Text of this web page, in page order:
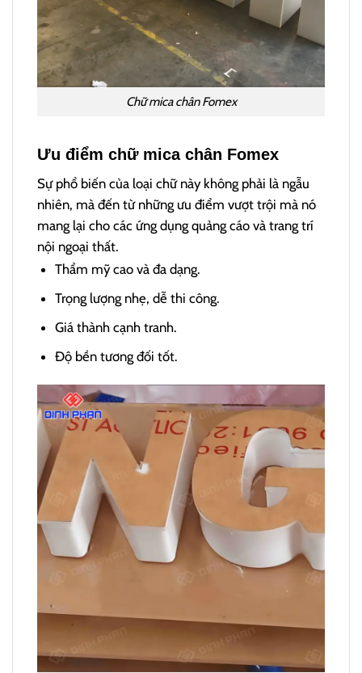
Chữ mica chân Fomex
Ưu điểm chữ mica chân Fomex
Sự phổ biến của loại chữ này không phải là ngẫu
nhiên, mà đến từ những ưu điểm vượt trội mà nó
mang lại cho các ứng dụng quảng cáo và trang trí
nội ngoại thất.
Thẩm mỹ cao và đa dạng.
Trọng lượng nhẹ, dễ thi công.
Giá thành cạnh tranh.
Độ bền tương đối tốt.